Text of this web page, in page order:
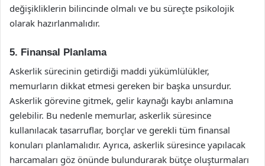
değişikliklerin bilincinde olmalı ve bu süreçte psikolojik
olarak hazırlanmalıdır.
5. Finansal Planlama
Askerlik sürecinin getirdiği maddi yükümlülükler,
memurların dikkat etmesi gereken bir başka unsurdur.
Askerlik görevine gitmek, gelir kaynağı kaybı anlamına
gelebilir. Bu nedenle memurlar, askerlik süresince
kullanılacak tasarruflar, borçlar ve gerekli tüm finansal
konuları planlamalıdır. Ayrıca, askerlik süresince yapılacak
harcamaları göz önünde bulundurarak bütçe oluşturmaları